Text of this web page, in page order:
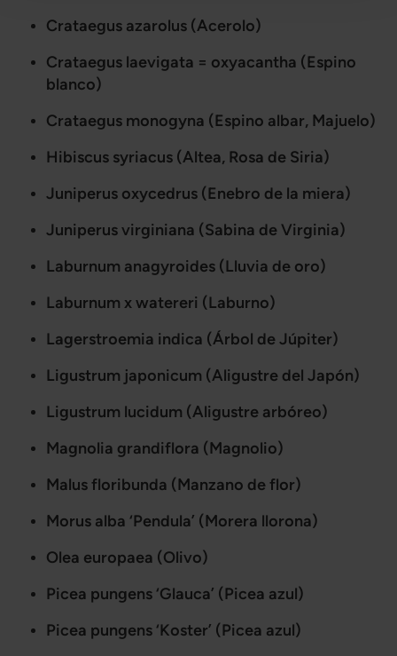
Crataegus azarolus (Acerolo)
Crataegus laevigata = oxyacantha (Espino
blanco)
Crataegus monogyna (Espino albar, Majuelo)
Hibiscus syriacus (Altea, Rosa de Siria)
Juniperus oxycedrus (Enebro de la miera)
Juniperus virginiana (Sabina de Virginia)
Laburnum anagyroides (Lluvia de oro)
Laburnum x watereri (Laburno)
Lagerstroemia indica (Árbol de Júpiter)
Ligustrum japonicum (Aligustre del Japón)
Ligustrum lucidum (Aligustre arbóreo)
Magnolia grandiflora (Magnolio)
Malus floribunda (Manzano de flor)
Morus alba ‘Pendula’ (Morera llorona)
Olea europaea (Olivo)
Picea pungens ‘Glauca’ (Picea azul)
Picea pungens ‘Koster’ (Picea azul)